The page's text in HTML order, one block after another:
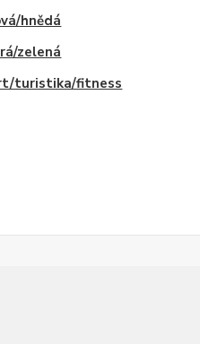
hnědá
zelená
turistika/fitness